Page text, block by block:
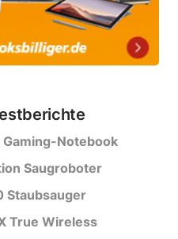
Gaming-Notebook
Saugroboter
Staubsauger
True Wireless